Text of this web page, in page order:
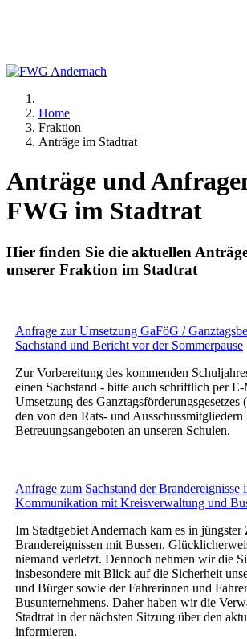
Home
Fraktion
Anträge im Stadtrat
Anträge und
FWG im Stadtrat
Hier finden Sie die aktuellen
unserer Fraktion im Stadtrat
Anfrage zur Umsetzung GaFöG /
Sachstand und Bericht vor der Sommerpause
Zur Vorbereitung des kommenden
einen Sachstand - bitte auch schriftlich per
Umsetzung des
den von den Rats- und Ausschussmitgliedern
Betreuungsangeboten an unseren Schulen.
Anfrage zum Sachstand der Brandereignisse
Kommunikation mit Kreisverwaltung und
Im Stadtgebiet Andernach kam es in jüngster
Brandereignissen mit Bussen.
niemand verletzt. Dennoch nehmen wir die
insbesondere mit Blick auf die Sicherheit
und Bürger sowie der Fahrerinnen und
Busunternehmens. Daher haben wir die
Stadtrat in der nächsten Sitzung über den
informieren.